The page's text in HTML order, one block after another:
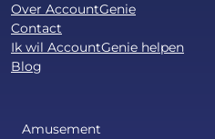
Over AccountGenie
Contact
Ik wil AccountGenie helpen
Blog
Amusement